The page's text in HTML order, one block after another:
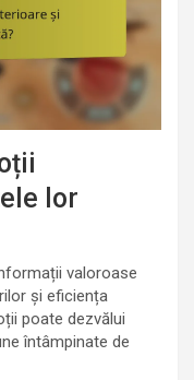
lor
valoroase
și eficiența
poate dezvălui
întâmpinate de